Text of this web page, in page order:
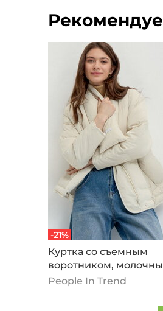
-21%
Куртка со съемным
воротником,
People In Trend